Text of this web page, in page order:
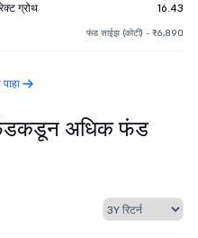
ग्रोथ 16.43
फंड साईझ (कोटी) - ₹6,890
अधिक फंड